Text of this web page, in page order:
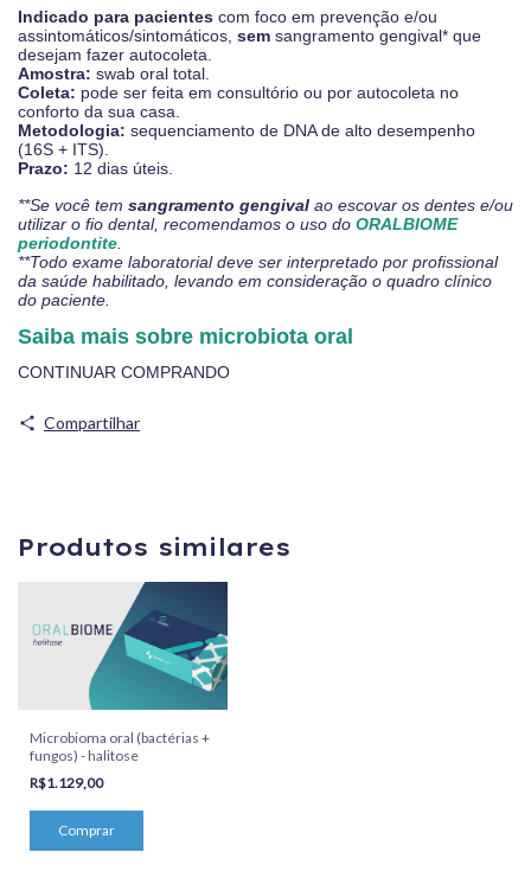
Indicado para pacientes com foco em prevenção e/ou
assintomáticos/sintomáticos, sem sangramento gengival* que
desejam fazer autocoleta.
Amostra: swab oral total.
Coleta: pode ser feita em consultório ou por autocoleta no
conforto da sua casa.
Metodologia: sequenciamento de DNA de alto desempenho
(16S + ITS).
Prazo: 12 dias úteis.
**Se você tem sangramento gengival ao escovar os dentes e/ou
utilizar o fio dental, recomendamos o uso do ORALBIOME
periodontite
**Todo exame laboratorial deve ser interpretado por profissional
da saúde habilitado, levando em consideração o quadro clínico
do paciente.
Saiba mais sobre microbiota oral
CONTINUAR COMPRANDO
Compartilhar
Produtos similares
Microbioma oral (bactérias +
fungos) - halitose
R$1.129,00
Comprar